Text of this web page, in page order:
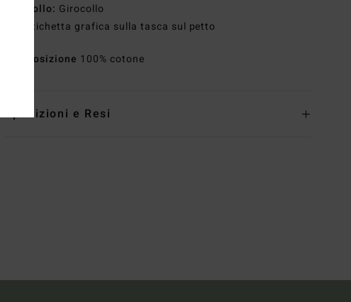
Collo: Girocollo
Etichetta grafica sulla tasca sul petto
Composizione 100% cotone
Spedizioni e Resi